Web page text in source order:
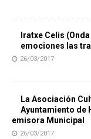
Iratxe Celis
emociones las
26/03/2017
La Asociación
Ayuntamiento de
emisora Municipal
26/03/2017